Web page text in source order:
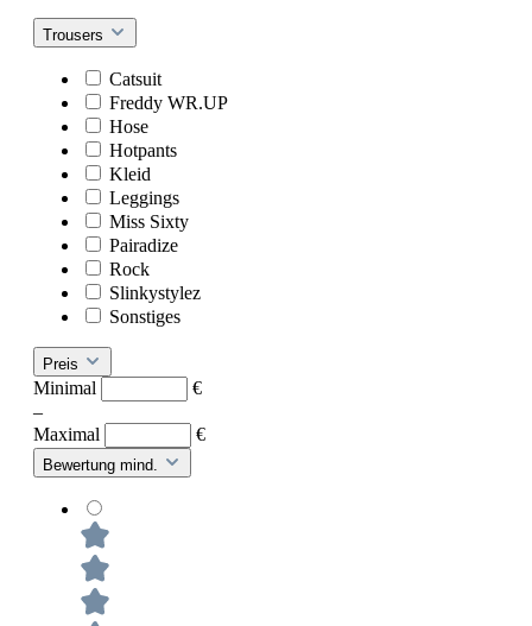
Trousers
Catsuit
Freddy WR.UP
Hose
Hotpants
Kleid
Leggings
Miss Sixty
Pairadize
Rock
Slinkystylez
Sonstiges
Preis
Minimal
€
–
Maximal
€
Bewertung mind.